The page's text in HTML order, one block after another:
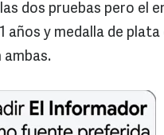
dos pruebas pero el
años y medalla de
ambas.